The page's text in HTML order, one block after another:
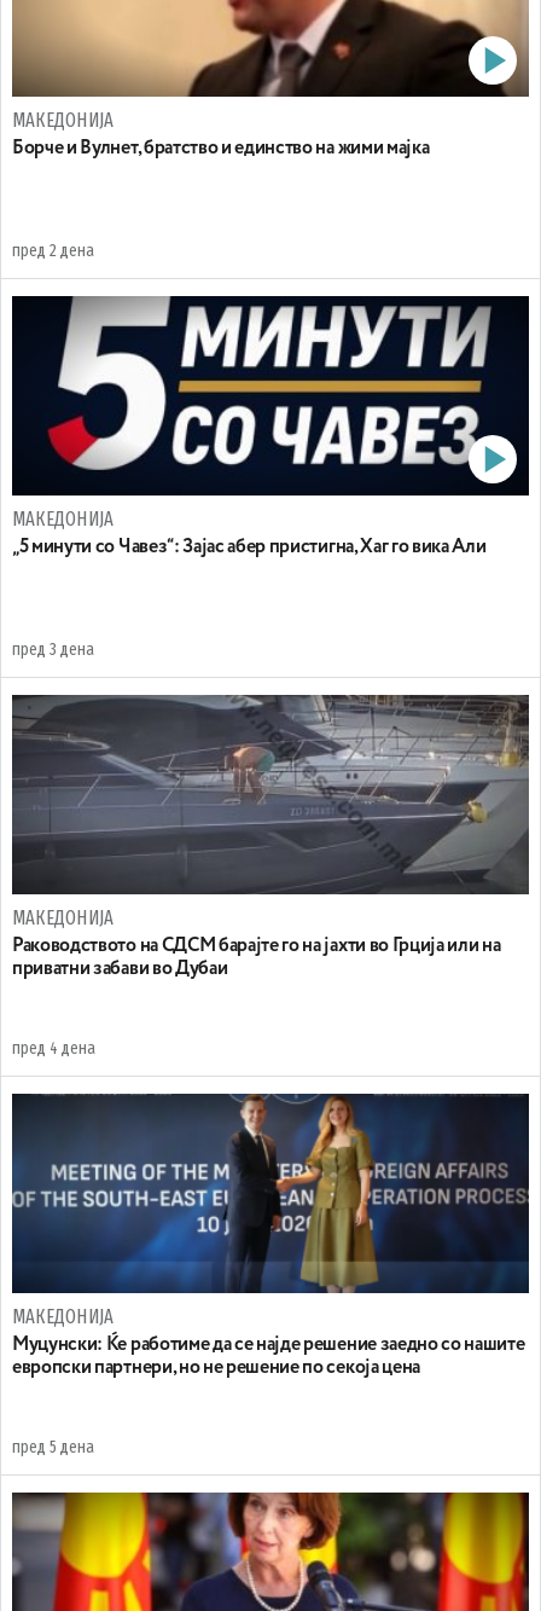
МАКЕДОНИЈА
Борче и Вулнет, братство и единство на жими мајка
пред 2 дена
МАКЕДОНИЈА
„5 минути со Чавез“: Зајас абер пристигна, Хаг го вика Али
пред 3 дена
МАКЕДОНИЈА
Раководството на СДСМ барајте го на јахти во Грција или на
приватни забави во Дубаи
пред 4 дена
МАКЕДОНИЈА
Муцунски: Ќе работиме да се најде решение заедно со нашите
европски партнери, но не решение по секоја цена
пред 5 дена